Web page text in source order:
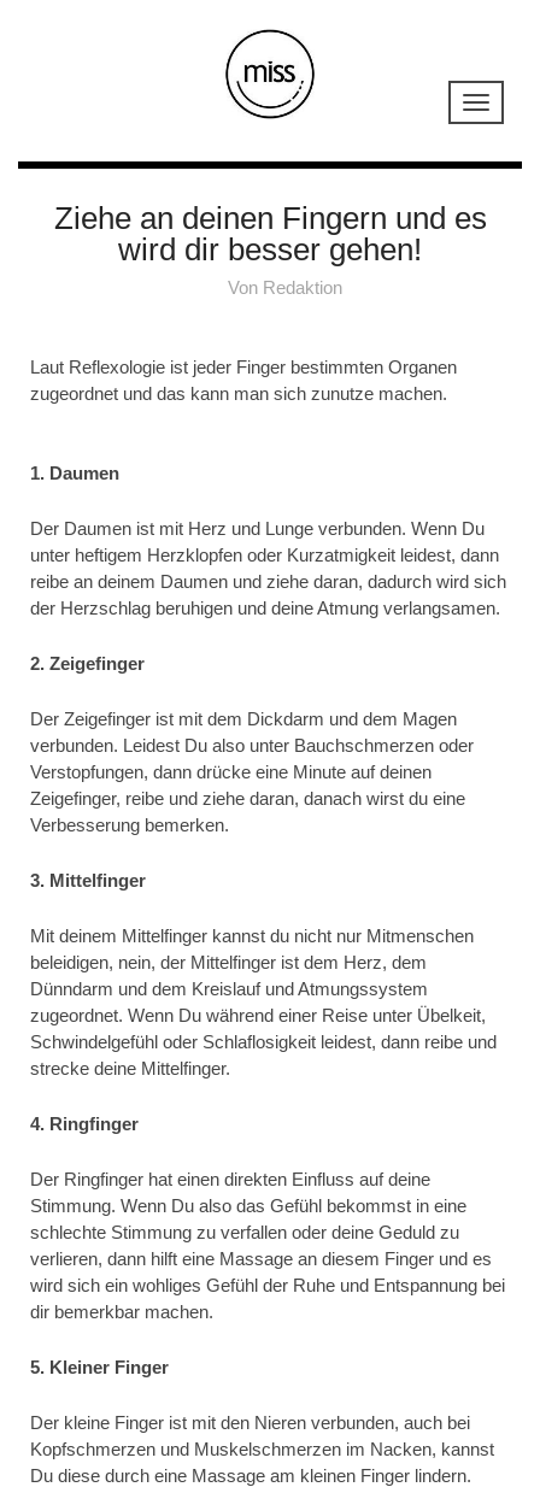
Ziehe an deinen Fingern und es
wird dir besser gehen!
Von Redaktion
Laut Reflexologie ist jeder Finger bestimmten Organen
zugeordnet und das kann man sich zunutze machen.
1. Daumen
Der Daumen ist mit Herz und Lunge verbunden. Wenn Du
unter heftigem Herzklopfen oder Kurzatmigkeit leidest, dann
reibe an deinem Daumen und ziehe daran, dadurch wird sich
der Herzschlag beruhigen und deine Atmung verlangsamen.
2. Zeigefinger
Der Zeigefinger ist mit dem Dickdarm und dem Magen
verbunden. Leidest Du also unter Bauchschmerzen oder
Verstopfungen, dann drücke eine Minute auf deinen
Zeigefinger, reibe und ziehe daran, danach wirst du eine
Verbesserung bemerken.
3. Mittelfinger
Mit deinem Mittelfinger kannst du nicht nur Mitmenschen
beleidigen, nein, der Mittelfinger ist dem Herz, dem
Dünndarm und dem Kreislauf und Atmungssystem
zugeordnet. Wenn Du während einer Reise unter Übelkeit,
Schwindelgefühl oder Schlaflosigkeit leidest, dann reibe und
strecke deine Mittelfinger.
4. Ringfinger
Der Ringfinger hat einen direkten Einfluss auf deine
Stimmung. Wenn Du also das Gefühl bekommst in eine
schlechte Stimmung zu verfallen oder deine Geduld zu
verlieren, dann hilft eine Massage an diesem Finger und es
wird sich ein wohliges Gefühl der Ruhe und Entspannung bei
dir bemerkbar machen.
5. Kleiner Finger
Der kleine Finger ist mit den Nieren verbunden, auch bei
Kopfschmerzen und Muskelschmerzen im Nacken, kannst
Du diese durch eine Massage am kleinen Finger lindern.